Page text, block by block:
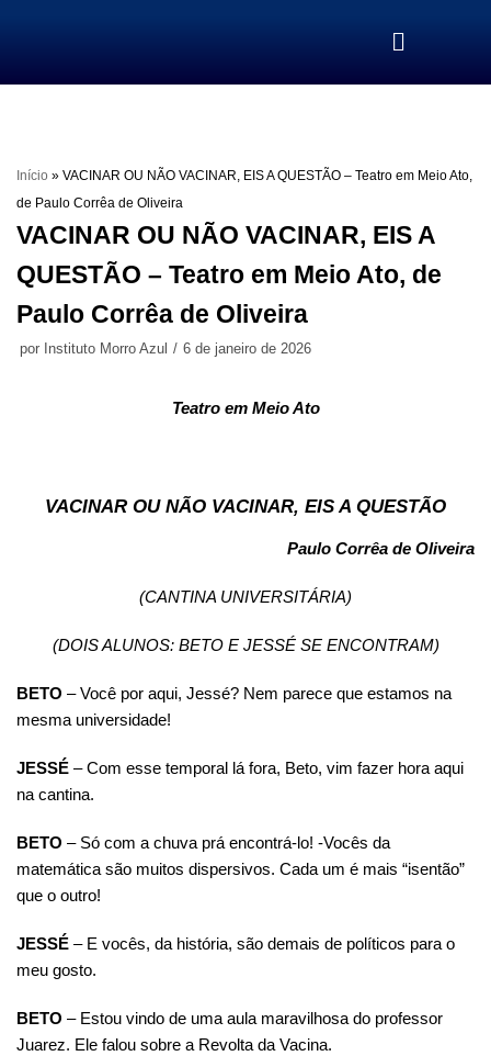
para
Início » VACINAR OU NÃO VACINAR, EIS A QUESTÃO – Teatro em Meio Ato,
de Paulo Corrêa de Oliveira
VACINAR OU NÃO VACINAR, EIS A
QUESTÃO – Teatro em Meio Ato, de
Paulo Corrêa de Oliveira
por Instituto Morro Azul 6 de janeiro de 2026
Teatro em Meio Ato
VACINAR OU NÃO VACINAR, EIS A QUESTÃO
Paulo Corrêa de Oliveira
(CANTINA UNIVERSITÁRIA)
(DOIS ALUNOS: BETO E JESSÉ SE ENCONTRAM)
BETO – Você por aqui, Jessé? Nem parece que estamos na
mesma universidade!
JESSÉ – Com esse temporal lá fora, Beto, vim fazer hora aqui
na cantina.
BETO – Só com a chuva prá encontrá-lo! -Vocês da
matemática são muitos dispersivos. Cada um é mais “isentão”
que o outro!
JESSÉ – E vocês, da história, são demais de políticos para o
meu gosto.
BETO – Estou vindo de uma aula maravilhosa do professor
Juarez. Ele falou sobre a Revolta da Vacina.